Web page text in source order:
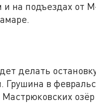
и на подъездах от
делать
Грушина в